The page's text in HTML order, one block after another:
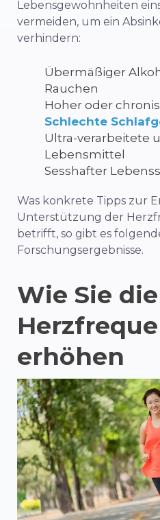
Lebensgewohnheiten
vermeiden, um ein
verhindern:
Übermäßiger
Rauchen
Hoher oder
Schlechte
Ultra-verarbeitete
Lebensmittel
Sesshafter
Was konkrete Tipps zur
Unterstützung der
betrifft, so gibt es
Forschungsergebnisse.
Wie Sie die
erhöhen